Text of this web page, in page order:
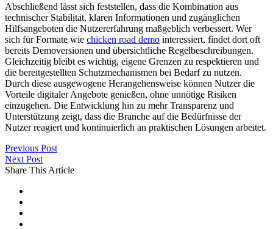
Abschließend lässt sich feststellen, dass die Kombination aus
technischer Stabilität, klaren Informationen und zugänglichen
Hilfsangeboten die Nutzererfahrung maßgeblich verbessert. Wer
sich für Formate wie chicken road demo interessiert, findet dort oft
bereits Demoversionen und übersichtliche Regelbeschreibungen.
Gleichzeitig bleibt es wichtig, eigene Grenzen zu respektieren und
die bereitgestellten Schutzmechanismen bei Bedarf zu nutzen.
Durch diese ausgewogene Herangehensweise können Nutzer die
Vorteile digitaler Angebote genießen, ohne unnötige Risiken
einzugehen. Die Entwicklung hin zu mehr Transparenz und
Unterstützung zeigt, dass die Branche auf die Bedürfnisse der
Nutzer reagiert und kontinuierlich an praktischen Lösungen arbeitet.
Previous Post
Next Post
Share This Article